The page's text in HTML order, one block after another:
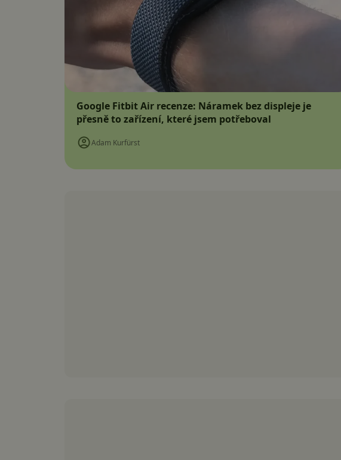
Google Fitbit Air recenze: Náramek bez displeje je
přesně to zařízení, které jsem potřeboval
Adam Kurfürst